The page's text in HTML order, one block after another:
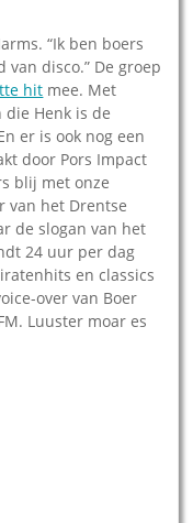
“Ik ben boers
disco.” De groep
hit mee. Met
die Henk is de
er is ook nog een
door Pors Impact
blij met onze
van het Drentse
de slogan van het
24 uur per dag
en classics
over van Boer
Luuster moar es